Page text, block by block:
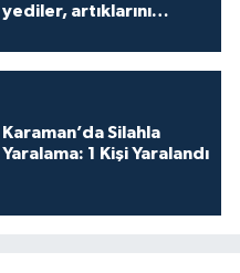
yediler, artıklarını
Karaman’da Silahla
Yaralama: 1 Kişi Yaralandı